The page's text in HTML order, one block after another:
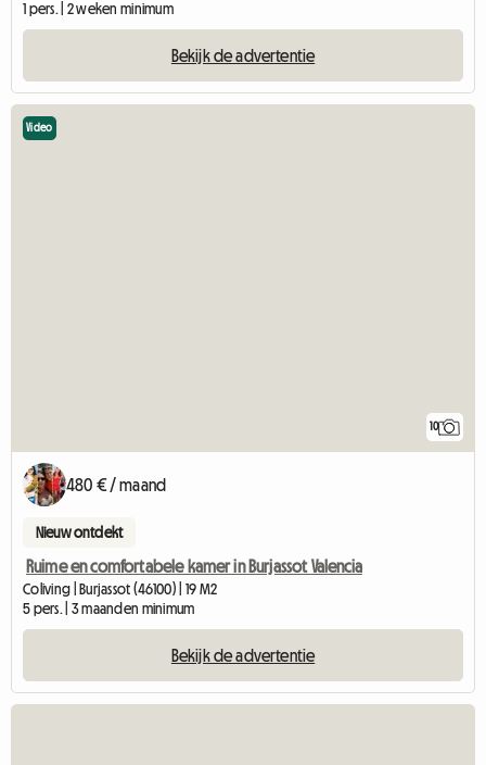
1 pers. | 2 weken minimum
Bekijk de advertentie
10
Video
480 € / maand
Nieuw ontdekt
Ruime en comfortabele kamer in Burjassot Valencia
Coliving | Burjassot (46100) | 19 M2
5 pers. | 3 maanden minimum
Bekijk de advertentie